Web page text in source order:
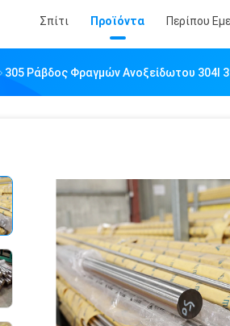
Σπίτι Προϊόντα Περίπου
305 Ράβδος Φραγμών Ανοξείδωτου 304l